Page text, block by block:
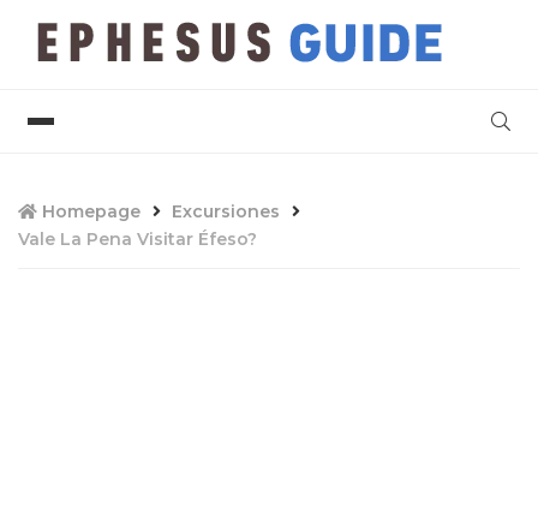
Homepage
Excursiones
Vale La Pena Visitar Éfeso?